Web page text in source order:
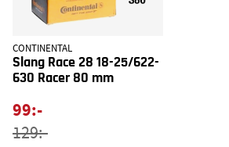
CONTINENTAL
Slang Race 28 18-25/622-
630 Racer 80 mm
99:-
129:-